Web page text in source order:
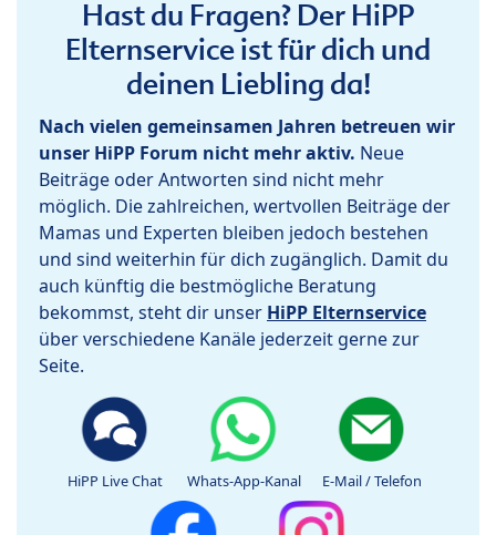
Hast du Fragen? Der HiPP
Elternservice ist für dich und
deinen Liebling da!
Nach vielen gemeinsamen Jahren betreuen wir
unser HiPP Forum nicht mehr aktiv. Neue
Beiträge oder Antworten sind nicht mehr
möglich. Die zahlreichen, wertvollen Beiträge der
Mamas und Experten bleiben jedoch bestehen
und sind weiterhin für dich zugänglich. Damit du
auch künftig die bestmögliche Beratung
bekommst, steht dir unser HiPP Elternservice
über verschiedene Kanäle jederzeit gerne zur
Seite.
HiPP Live Chat Whats-App-Kanal E-Mail / Telefon